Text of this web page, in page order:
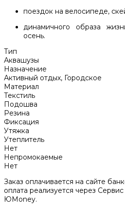
поездок на велосипеде,
динамичного образа
осень.
Тип
Аквашузы
Назначение
Активный отдых, Городское
Материал
Текстиль
Подошва
Резина
Фиксация
Утяжка
Утеплитель
Нет
Непромокаемые
Нет
Заказ оплачивается на сайте
оплата реализуется через
ЮMoney.